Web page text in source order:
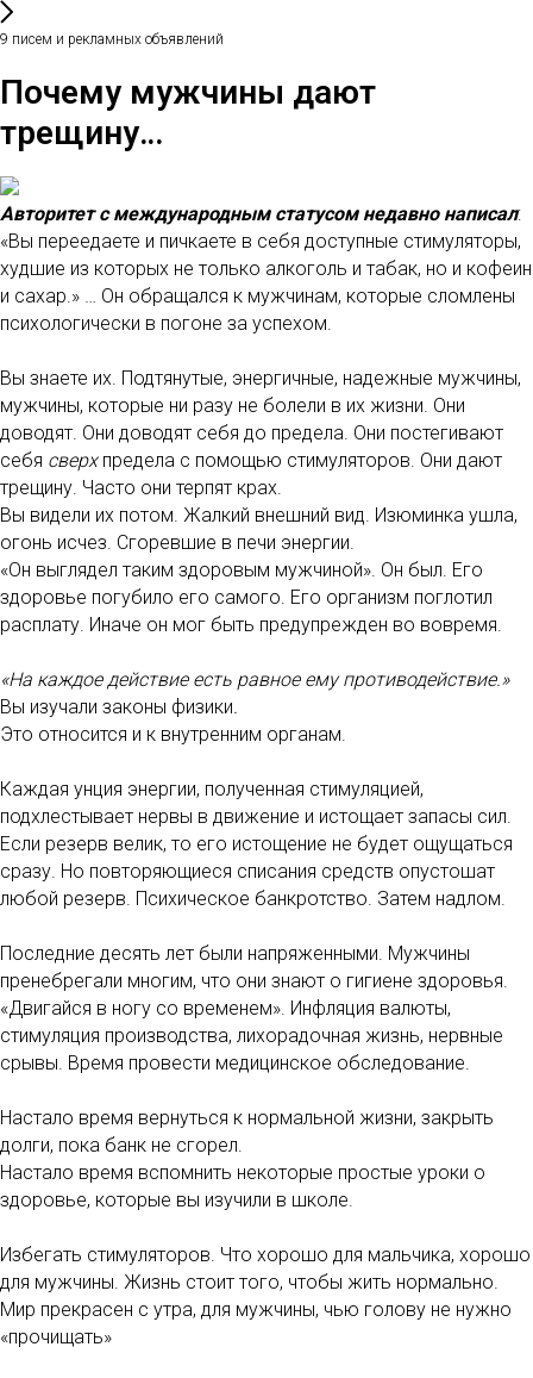
9 писем и рекламных объявлений
Почему мужчины дают
трещину…
Авторитет с международным статусом недавно написал:
«Вы переедаете и пичкаете в себя доступные стимуляторы,
худшие из которых не только алкоголь и табак, но и кофеин
и сахар.» … Он обращался к мужчинам, которые сломлены
психологически в погоне за успехом.
Вы знаете их. Подтянутые, энергичные, надежные мужчины,
мужчины, которые ни разу не болели в их жизни. Они
доводят. Они доводят себя до предела. Они постегивают
себя сверх предела с помощью стимуляторов. Они дают
трещину. Часто они терпят крах.
Вы видели их потом. Жалкий внешний вид. Изюминка ушла,
огонь исчез. Сгоревшие в печи энергии.
«Он выглядел таким здоровым мужчиной». Он был. Его
здоровье погубило его самого. Его организм поглотил
расплату. Иначе он мог быть предупрежден во вовремя.
«На каждое действие есть равное ему противодействие.»
Вы изучали законы физики
Это относится и к внутренним органам.
Каждая унция энергии, полученная стимуляцией,
подхлестывает нервы в движение и истощает запасы сил.
Если резерв велик, то его истощение не будет ощущаться
сразу. Но повторяющиеся списания средств опустошат
любой резерв. Психическое банкротство. Затем надлом.
Последние десять лет были напряженными. Мужчины
пренебрегали многим, что они знают о гигиене здоровья.
«Двигайся в ногу со временем». Инфляция валюты,
стимуляция производства, лихорадочная жизнь, нервные
срывы. Время провести медицинское обследование.
Настало время вернуться к нормальной жизни, закрыть
долги, пока банк не сгорел.
Настало время вспомнить некоторые простые уроки о
здоровье, которые вы изучили в школе.
Избегать стимуляторов. Что хорошо для мальчика, хорошо
для мужчины. Жизнь стоит того, чтобы жить нормально.
Мир прекрасен с утра, для мужчины, чью голову не нужно
«прочищать»